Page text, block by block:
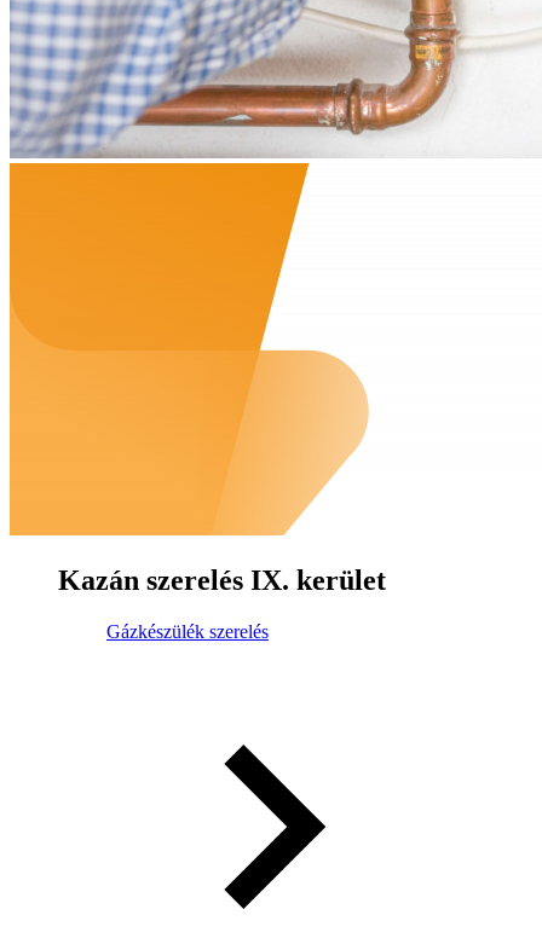
Kazán szerelés IX. kerület
Gázkészülék szerelés